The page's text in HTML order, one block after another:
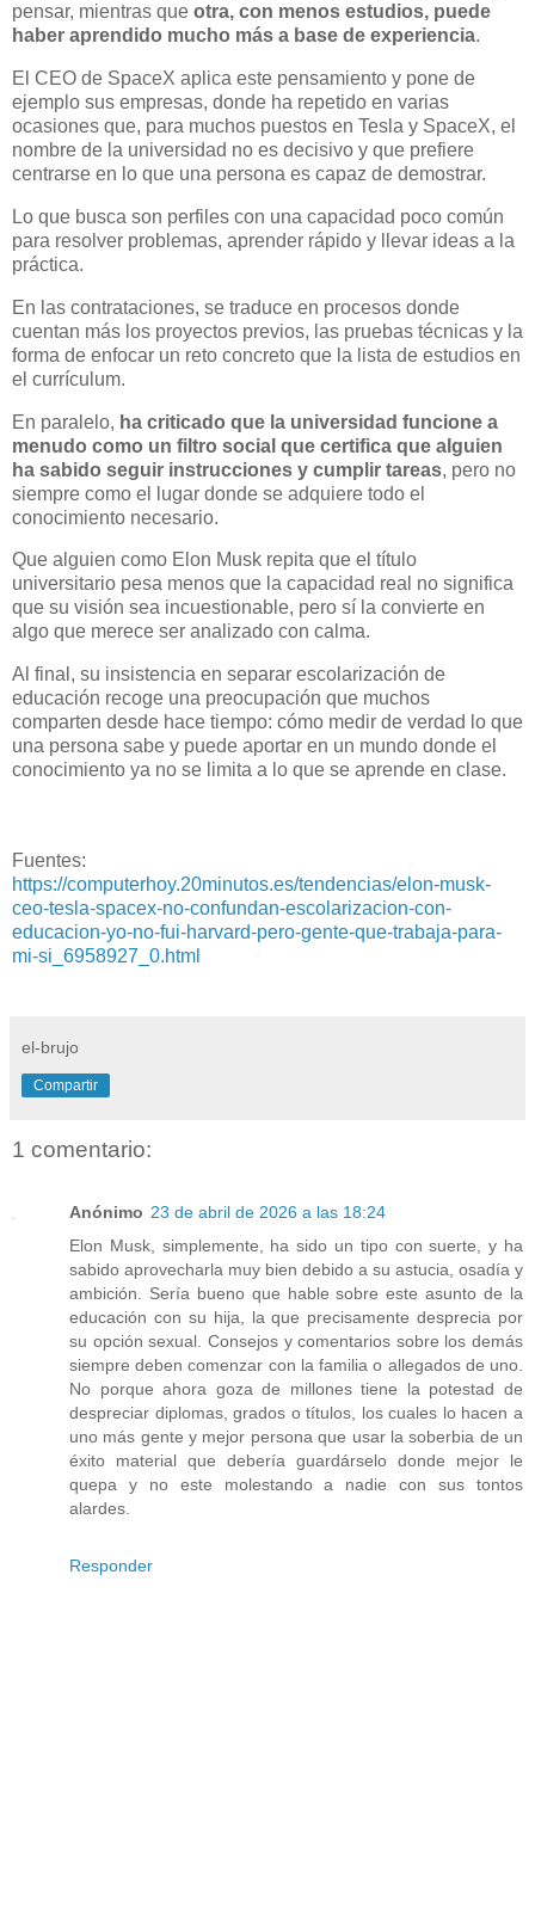
pensar, mientras que otra, con menos estudios, puede
haber aprendido mucho más a base de experiencia.
El CEO de SpaceX aplica este pensamiento y pone de
ejemplo sus empresas, donde ha repetido en varias
ocasiones que, para muchos puestos en Tesla y SpaceX, el
nombre de la universidad no es decisivo y que prefiere
centrarse en lo que una persona es capaz de demostrar.
Lo que busca son perfiles con una capacidad poco común
para resolver problemas, aprender rápido y llevar ideas a la
práctica.
En las contrataciones, se traduce en procesos donde
cuentan más los proyectos previos, las pruebas técnicas y la
forma de enfocar un reto concreto que la lista de estudios en
el currículum.
En paralelo, ha criticado que la universidad funcione a
menudo como un filtro social que certifica que alguien
ha sabido seguir instrucciones y cumplir tareas, pero no
siempre como el lugar donde se adquiere todo el
conocimiento necesario.
Que alguien como Elon Musk repita que el título
universitario pesa menos que la capacidad real no significa
que su visión sea incuestionable, pero sí la convierte en
algo que merece ser analizado con calma.
Al final, su insistencia en separar escolarización de
educación recoge una preocupación que muchos
comparten desde hace tiempo: cómo medir de verdad lo que
una persona sabe y puede aportar en un mundo donde el
conocimiento ya no se limita a lo que se aprende en clase.
Fuentes:
https://computerhoy.20minutos.es/tendencias/elon-musk-
ceo-tesla-spacex-no-confundan-escolarizacion-con-
educacion-yo-no-fui-harvard-pero-gente-que-trabaja-para-
mi-si_6958927_0.html
el-brujo
Compartir
1 comentario:
Anónimo 23 de abril de 2026 a las 18:24
Elon Musk, simplemente, ha sido un tipo con suerte, y ha
sabido aprovecharla muy bien debido a su astucia, osadía y
ambición. Sería bueno que hable sobre este asunto de la
educación con su hija, la que precisamente desprecia por
su opción sexual. Consejos y comentarios sobre los demás
siempre deben comenzar con la familia o allegados de uno.
No porque ahora goza de millones tiene la potestad de
despreciar diplomas, grados o títulos, los cuales lo hacen a
uno más gente y mejor persona que usar la soberbia de un
éxito material que debería guardárselo donde mejor le
quepa y no este molestando a nadie con sus tontos
alardes.
Responder